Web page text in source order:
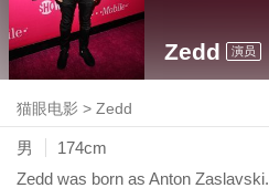
Zedd 演员
猫眼电影 >Zedd
男
174cm
Zedd was born as Anton Zaslavski.